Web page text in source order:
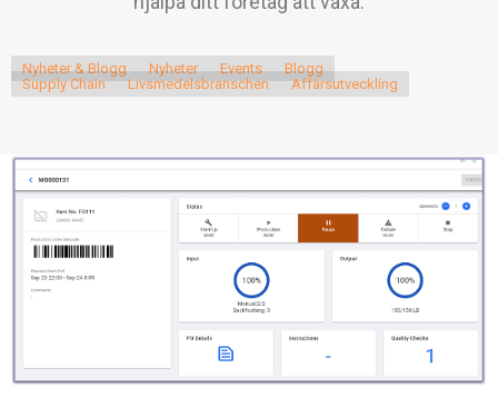
Nyheter & Blogg Nyheter Events
Blogg
Supply Chain
Livsmedelsbranschen Affärsutveckling